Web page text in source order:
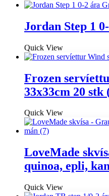
Jordan Step 1
Quick View
Frozen
33x33cm 20 stk
Quick View
LoveMade
quinoa, epli,
Quick View